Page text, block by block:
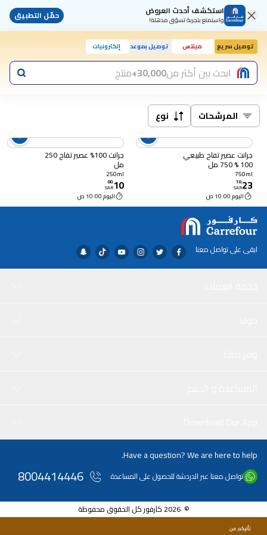
استكشف أحدث العروض
واستمتع بتجربة تسوّق مذهلة! حمّل التطبيق
توصيل سريع مينتس توصيل بموعد إلكترونيات
اليوم, 10:00 صابحث بين أكثر من30,000+ منتج
المرشحات نوع
جرانت عصير تفاح طبيعي
100 % 750 مل
750ml
23
.
10
SAR
اليوم 10:00 ص
جرانت 100% عصير تفاح 250
مل
250ml
10
.
00
SAR
اليوم 10:00 ص
ابقى على تواصل معنا
Have a question? We are here to help.
تواصل معنا عبر الدردشة للحصول على المساعدة 8004414446
© 2026 كارفور كل الحقوق محفوظة